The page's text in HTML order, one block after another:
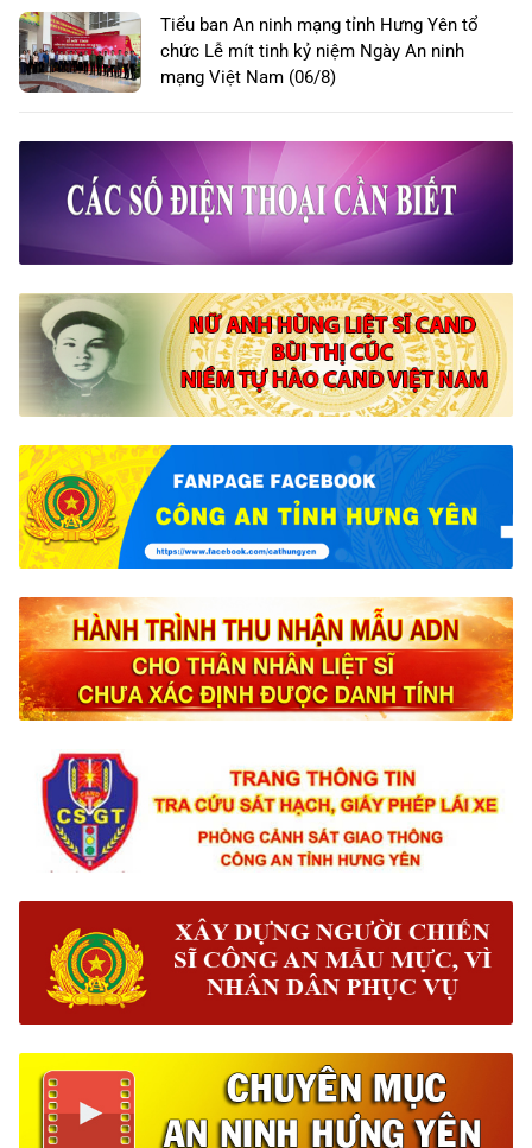
Tiểu ban An ninh mạng tỉnh Hưng Yên tổ
chức Lễ mít tinh kỷ niệm Ngày An ninh
mạng Việt Nam (06/8)